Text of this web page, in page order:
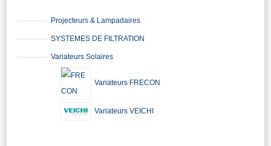
Projecteurs & Lampadaires
SYSTEMES DE FILTRATION
Variateurs Solaires
Variateurs FRECON
Variateurs VEICHI